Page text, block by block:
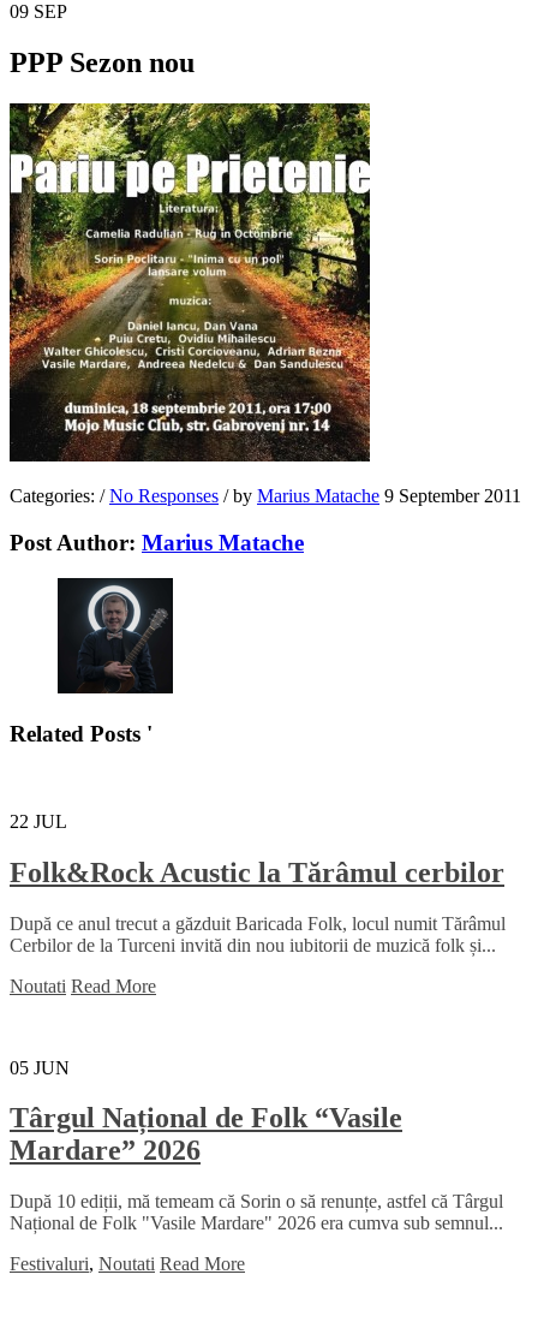
09 SEP
PPP Sezon nou
Categories: / No Responses /by Marius Matache 9 September 2011
Post Author: Marius Matache
Related Posts '
22 JUL
Folk&Rock Acustic la Tărâmul cerbilor
După ce anul trecut a găzduit Baricada Folk, locul numit Tărâmul
Cerbilor de la Turceni invită din nou iubitorii de muzică folk și...
Noutati Read More
05 JUN
Târgul Național de Folk “Vasile
Mardare” 2026
După 10 ediții, mă temeam că Sorin o să renunțe, astfel că Târgul
Național de Folk "Vasile Mardare" 2026 era cumva sub semnul...
Festivaluri, Noutati Read More